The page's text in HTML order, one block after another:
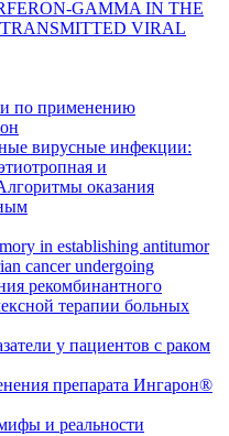
GAMMA IN THE
VIRAL
по применению
вирусные инфекции:
и
оказания
in establishing antitumor
cancer undergoing
рекомбинантного
терапии больных
у пациентов с раком
препарата Ингарон®
и реальности